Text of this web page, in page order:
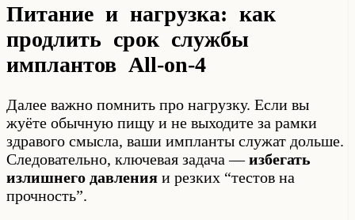
Питание и нагрузка: как
продлить срок службы
имплантов All-on-4
Далее важно помнить про нагрузку. Если вы
жуёте обычную пищу и не выходите за рамки
здравого смысла, ваши импланты служат дольше.
Следовательно, ключевая задача —избегать
излишнего давления и резких “тестов на
прочность”.